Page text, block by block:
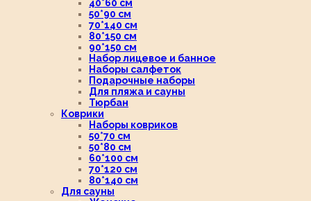
40*60 см
50*90 см
70*140 см
80*150 см
90*150 см
Набор лицевое и банное
Наборы салфеток
Подарочные наборы
Для пляжа и сауны
Тюрбан
Коврики
Наборы ковриков
50*70 см
50*80 см
60*100 см
70*120 см
80*140 см
Для сауны